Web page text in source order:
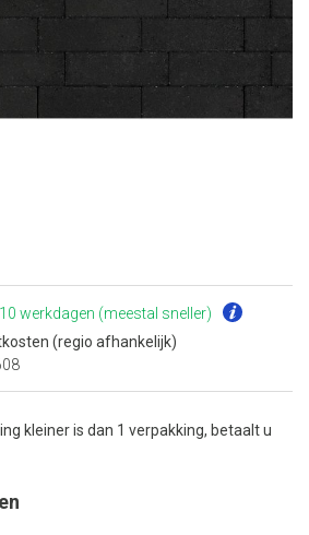
werkdagen (meestal sneller)
(regio afhankelijk)
kleiner is dan 1 verpakking, betaalt u